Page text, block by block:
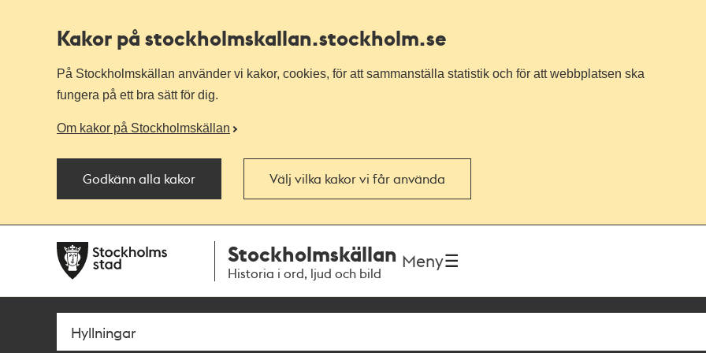
Kakor på stockholmskallan.stockholm.se
På Stockholmskällan använder vi kakor, cookies, för att sammanställa statistik och för att webbplatsen ska
fungera på ett bra sätt för dig.
Om kakor på Stockholmskällan
Godkänn alla kakor Välj vilka kakor vi får använda
navigationen
huvudinnehållet
Stockholmskällan
Historia i ord, ljud och bild
Meny
Sök